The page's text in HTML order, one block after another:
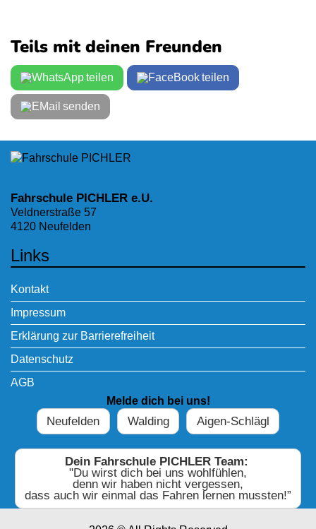
Teils mit deinen Freunden
teilen teilen
senden
Fahrschule PICHLER e.U.
Veldnerstraße 57
4120 Neufelden
Links
Kontakt
Impressum
Erklärung zur Barrierefreiheit
Datenschutz
AGB
Melde dich bei uns!
Neufelden Walding Aigen-Schlägl
Dein Fahrschule PICHLER Team:
"Du wirst dich bei uns wohlfühlen,
denn wir haben nicht vergessen,
dass auch wir einmal das Fahren lernen mussten!”